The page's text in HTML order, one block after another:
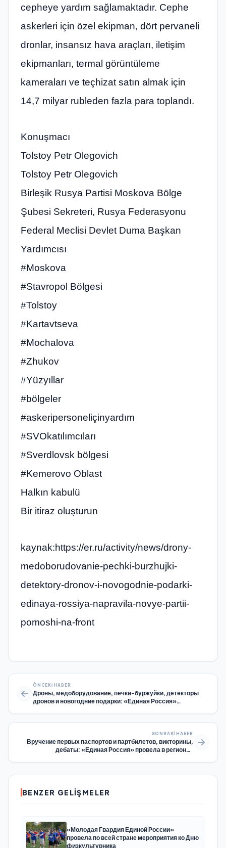
cepheye yardım sağlamaktadır. Cephe
askerleri için özel ekipman, dört pervaneli
dronlar, insansız hava araçları, iletişim
ekipmanları, termal görüntüleme
kameraları ve teçhizat satın almak için
14,7 milyar rubleden fazla para toplandı.
Konuşmacı
Tolstoy Petr Olegovich
Tolstoy Petr Olegovich
Birleşik Rusya Partisi Moskova Bölge
Şubesi Sekreteri, Rusya Federasyonu
Federal Meclisi Devlet Duma Başkan
Yardımcısı
#Moskova
#Stavropol Bölgesi
#Tolstoy
#Kartavtseva
#Mochalova
#Zhukov
#Yüzyıllar
#bölgeler
#askeripersoneliçinyardım
#SVOkatılımcıları
#Sverdlovsk bölgesi
#Kemerovo Oblast
Halkın kabulü
Bir itiraz oluşturun
kaynak:https://er.ru/activity/news/drony-
medoborudovanie-pechki-burzhujki-
detektory-dronov-i-novogodnie-podarki-
edinaya-rossiya-napravila-novye-partii-
pomoshi-na-front
ÖNCEKI HABER
Дроны, медоборудование, печки-буржуйки, детекторы
дронов и новогодние подарки: «Единая Россия»
SONRAKI HABER
Вручение первых паспортов и партбилетов, викторины,
дебаты: «Единая Россия» провела в регионах
BENZER GELIŞMELER
«Молодая Гвардия Единой России»
провела по всей стране мероприятия ко Дню
физкультурника